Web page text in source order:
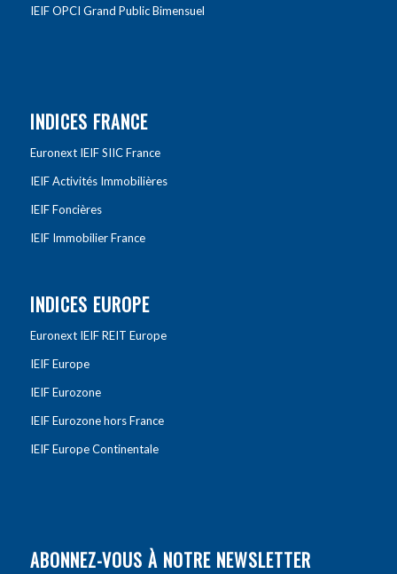
IEIF OPCI Grand Public Bimensuel
INDICES FRANCE
Euronext IEIF SIIC France
IEIF Activités Immobilières
IEIF Foncières
IEIF Immobilier France
INDICES EUROPE
Euronext IEIF REIT Europe
IEIF Europe
IEIF Eurozone
IEIF Eurozone hors France
IEIF Europe Continentale
ABONNEZ-VOUS À NOTRE NEWSLETTER